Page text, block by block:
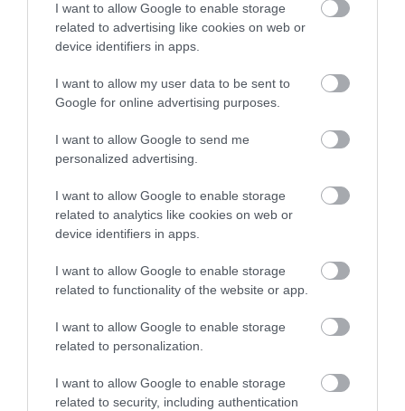
I want to allow Google to enable storage
related to advertising like cookies on web or
device identifiers in apps.
I want to allow my user data to be sent to
Google for online advertising purposes.
I want to allow Google to send me
personalized advertising.
I want to allow Google to enable storage
related to analytics like cookies on web or
device identifiers in apps.
I want to allow Google to enable storage
related to functionality of the website or app.
I want to allow Google to enable storage
related to personalization.
I want to allow Google to enable storage
related to security, including authentication
View this post on Instagram
A post shared by Közös Hely Kávézó Konyha (@kozoshely)